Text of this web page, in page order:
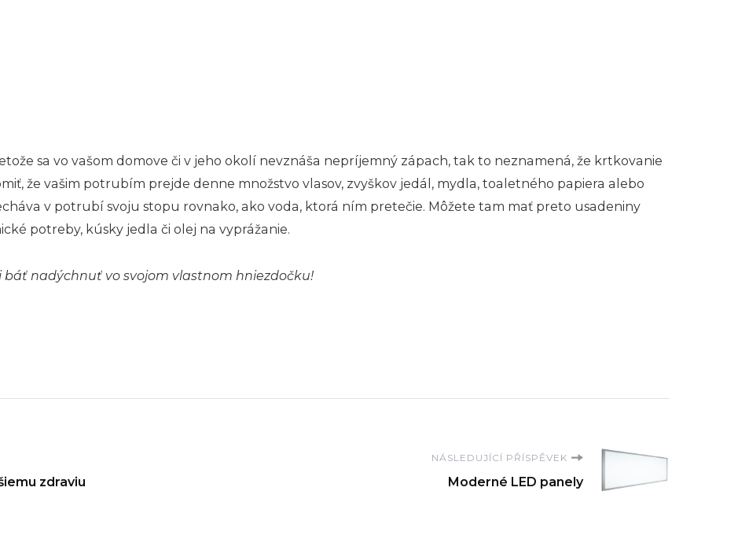
sa vo vašom domove či v jeho okolí nevznáša nepríjemný zápach, tak to neznamená, že krtkovanie
že vašim potrubím prejde denne množstvo vlasov, zvyškov jedál, mydla, toaletného papiera alebo
v potrubí svoju stopu rovnako, ako voda, ktorá ním pretečie. Môžete tam mať preto usadeniny
potreby, kúsky jedla či olej na vyprážanie.
nadýchnuť vo svojom vlastnom hniezdočku!
zdraviu
NÁSLEDUJÍCÍ PŘÍSPĚVEK
Moderné LED panely